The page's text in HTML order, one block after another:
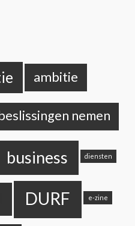
ambitie
nemen
business diensten
DURF e-zine